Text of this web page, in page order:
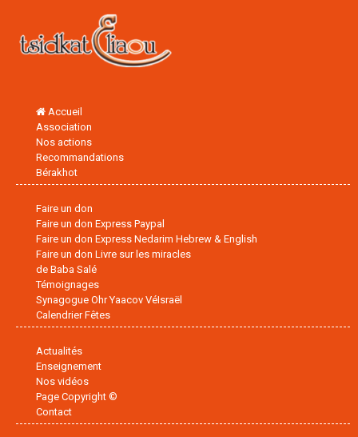
Accueil
Association
Nos actions
Recommandations
Bérakhot
Faire un don
Faire un don Express Paypal
Faire un don Express Nedarim Hebrew & English
Faire un don Livre sur les miracles
de Baba Salé
Témoignages
Synagogue Ohr Yaacov VéIsraël
Calendrier Fêtes
Actualités
Enseignement
Nos vidéos
Page Copyright ©
Contact